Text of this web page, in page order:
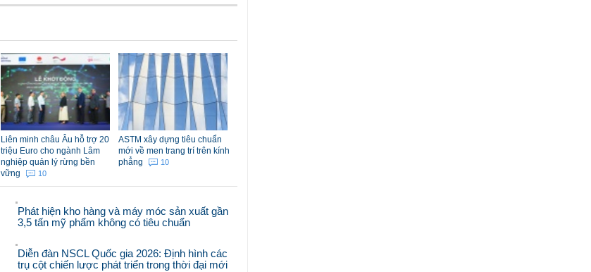
Liên minh châu Âu hỗ trợ 20
triệu Euro cho ngành Lâm
nghiệp quản lý rừng bền
vững
10
ASTM xây dựng tiêu chuẩn
mới về men trang trí trên kính
phẳng
10
Phát hiện kho hàng và máy móc sản xuất gần
3,5 tấn mỹ phẩm không có tiêu chuẩn
Diễn đàn NSCL Quốc gia 2026: Định hình các
trụ cột chiến lược phát triển trong thời đại mới